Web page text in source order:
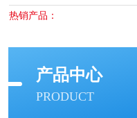
热销产品：
产品中心
PRODUCT